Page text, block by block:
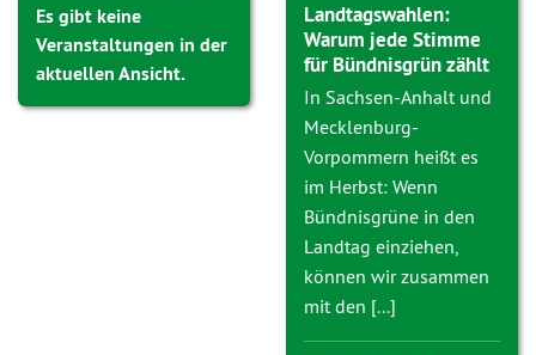
Es gibt keine
Veranstaltungen in der
aktuellen Ansicht.
Landtagswahlen:
Warum jede Stimme
für Bündnisgrün zählt
In Sachsen-Anhalt und
Mecklenburg-
Vorpommern heißt es
im Herbst: Wenn
Bündnisgrüne in den
Landtag einziehen,
können wir zusammen
mit den [...]